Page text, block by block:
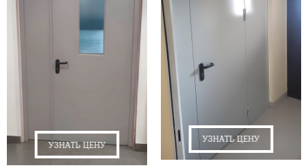
УЗНАТЬ ЦЕНУ УЗНАТЬ ЦЕНУ